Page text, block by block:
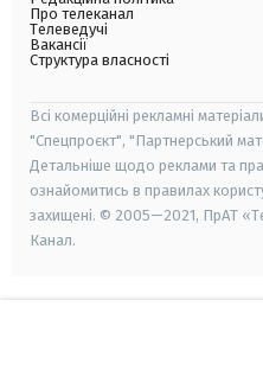
Про телеканал
Телеведучі
Вакансії
Структура власності
Всі комерційні рекламні
"Спецпроєкт", "Партнерський
Детальніше щодо реклами та
ознайомитись в правилах
захищені. © 2005—2021, ПрАТ
Канал.